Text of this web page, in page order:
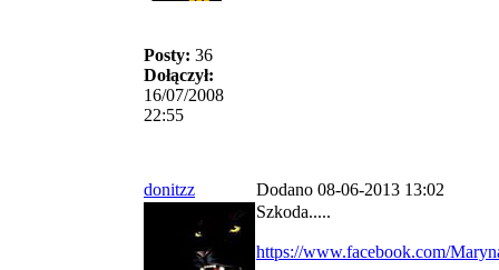
Posty: 36
Dołączył:
16/07/2008
22:55
donitzz Dodano 08-06-2013 13:02
Szkoda.....
https://www.facebook.com/